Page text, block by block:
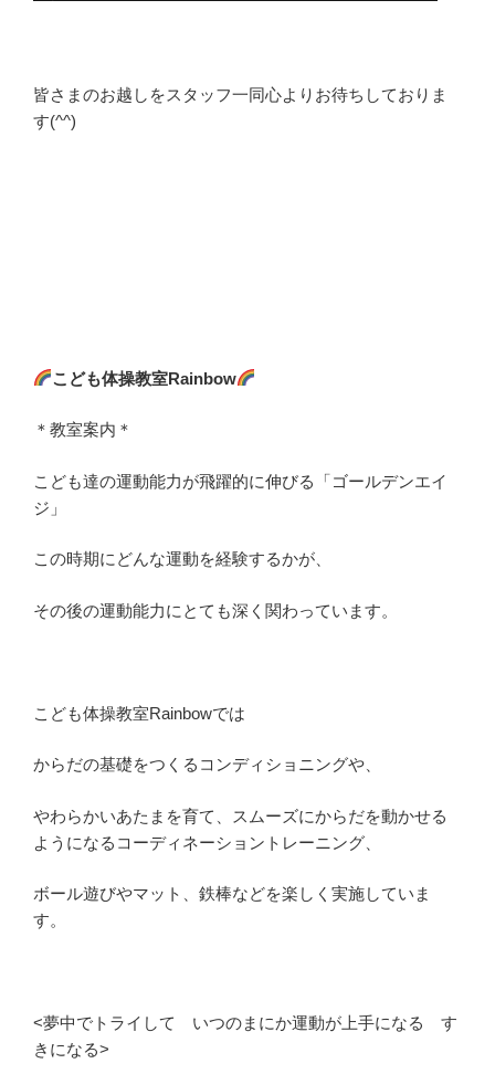
皆さまのお越しをスタッフ一同心よりお待ちしておりま
す(^^)
こども体操教室Rainbow
＊教室案内＊
こども達の運動能力が飛躍的に伸びる「ゴールデンエイ
ジ」
この時期にどんな運動を経験するかが、
その後の運動能力にとても深く関わっています。
こども体操教室Rainbowでは
からだの基礎をつくるコンディショニングや、
やわらかいあたまを育て、スムーズにからだを動かせる
ようになるコーディネーショントレーニング、
ボール遊びやマット、鉄棒などを楽しく実施していま
す。
<夢中でトライして いつのまにか運動が上手になる す
きになる>